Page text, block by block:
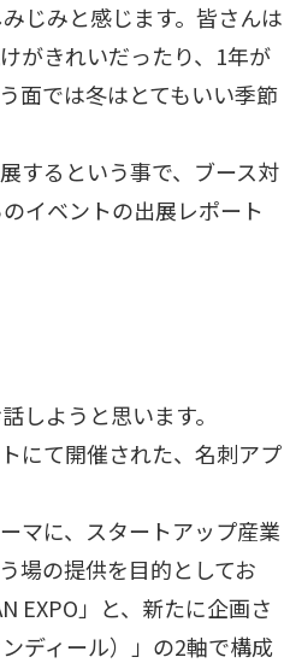
じみと感じます。皆さんは
がきれいだったり、1年が
面では冬はとてもいい季節
するという事で、ブース対
イベントの出展レポート
しようと思います。
にて開催された、名刺アプ
マに、スタートアップ産業
場の提供を目的としてお
EXPO」と、新たに企画さ
ディール）」の2軸で構成